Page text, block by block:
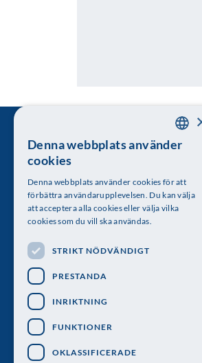
Kungl. Vetenskapsakademien
Besöksadress: Lilla Frescativägen 4A
Telefon: 08-673 95 00
Denna webbplats använder
cookies
Denna webbplats använder cookies för att
förbättra användarupplevelsen. Du kan välja
att acceptera alla cookies eller välja vilka
cookies som du vill ska användas.
STRIKT NÖDVÄNDIGT
PRESTANDA
INRIKTNING
FUNKTIONER
OKLASSIFICERADE